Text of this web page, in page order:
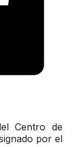
Centro de
por el